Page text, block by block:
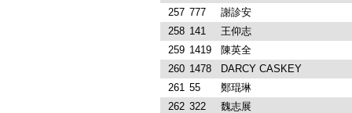
257 777
謝診安
258 141
王仰志
259 1419
陳英全
260 1478
DARCY CASKEY
261 55
鄭琨琳
262 322
魏志展